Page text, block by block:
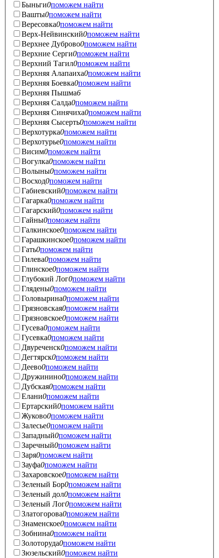
Быньги0поможем найти
Вашты0поможем найти
Вересовка0поможем найти
Верх-Нейвинский0поможем найти
Верхнее Дуброво0поможем найти
Верхние Серги0поможем найти
Верхний Тагил0поможем найти
Верхняя Алапаиха0поможем найти
Верхняя Боевка0поможем найти
Верхняя Пышма6
Верхняя Салда0поможем найти
Верхняя Синячиха0поможем найти
Верхняя Сысерть0поможем найти
Верхотурка0поможем найти
Верхотурье0поможем найти
Висим0поможем найти
Вогулка0поможем найти
Волыны0поможем найти
Восход0поможем найти
Габиевский0поможем найти
Гагарка0поможем найти
Гагарский0поможем найти
Гайны0поможем найти
Галкинское0поможем найти
Гарашкинское0поможем найти
Гать0поможем найти
Гилева0поможем найти
Глинское0поможем найти
Глубокий Лог0поможем найти
Глядены0поможем найти
Головырина0поможем найти
Грязновская0поможем найти
Грязновское0поможем найти
Гусева0поможем найти
Гусевка0поможем найти
Двуреченск0поможем найти
Дегтярск0поможем найти
Деево0поможем найти
Дружинино0поможем найти
Дубская0поможем найти
Елани0поможем найти
Ертарский0поможем найти
Жуково0поможем найти
Залесье0поможем найти
Западный0поможем найти
Заречный0поможем найти
Заря0поможем найти
Зауфа0поможем найти
Захаровское0поможем найти
Зеленый Бор0поможем найти
Зеленый дол0поможем найти
Зеленый Лог0поможем найти
Златогорова0поможем найти
Знаменское0поможем найти
Зобнина0поможем найти
Золоторуда0поможем найти
Зюзельский0поможем найти